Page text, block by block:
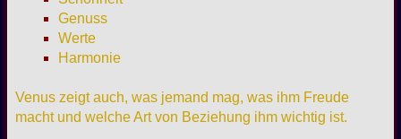
Genuss
Werte
Harmonie
Venus zeigt auch, was jemand mag, was ihm Freude
macht und welche Art von Beziehung ihm wichtig ist.